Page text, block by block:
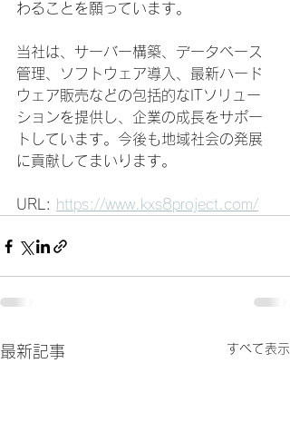
わることを願っています。
当社は、サーバー構築、データベース
管理、ソフトウェア導入、最新ハード
ウェア販売などの包括的なITソリュー
ションを提供し、企業の成長をサポー
トしています。今後も地域社会の発展
に貢献してまいります。
URL: https://www.kxs8project.com/
最新記事 すべて表示